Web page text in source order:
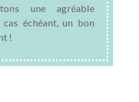
une agréable
échéant, un bon
!